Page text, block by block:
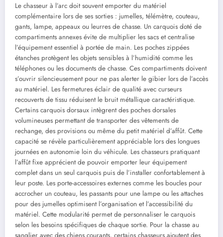
Le chasseur à l’arc doit souvent emporter du matériel
complémentaire lors de ses sorties : jumelles, télémètre, couteau,
gants, lampe, appeaux ou leurres de chasse. Un carquois doté de
compartiments annexes évite de multiplier les sacs et centralise
l’équipement essentiel à portée de main. Les poches zippées
étanches protègent les objets sensibles à l’humidité comme les
téléphones ou les documents de chasse. Ces compartiments doivent
s’ouvrir silencieusement pour ne pas alerter le gibier lors de l’accès
au matériel. Les fermetures éclair de qualité avec curseurs
recouverts de tissu réduisent le bruit métallique caractéristique.
Certains carquois dorsaux intègrent des poches dorsales
volumineuses permettant de transporter des vêtements de
rechange, des provisions ou même du petit matériel d’affût. Cette
capacité se révèle particulièrement appréciable lors des longues
journées en autonomie loin du véhicule. Les chasseurs pratiquant
l’affût fixe apprécient de pouvoir emporter leur équipement
complet dans un seul carquois puis de l’installer confortablement à
leur poste. Les porte-accessoires externes comme les boucles pour
accrocher un couteau, les passants pour une lampe ou les attaches
pour des jumelles optimisent l’organisation et l’accessibilité du
matériel. Cette modularité permet de personnaliser le carquois
selon les besoins spécifiques de chaque sortie. Pour la chasse au
sanglier avec des chiens courants, certains chasseurs ajoutent des